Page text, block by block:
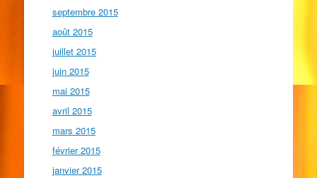
septembre 2015
août 2015
juillet 2015
juin 2015
mai 2015
avril 2015
mars 2015
février 2015
janvier 2015